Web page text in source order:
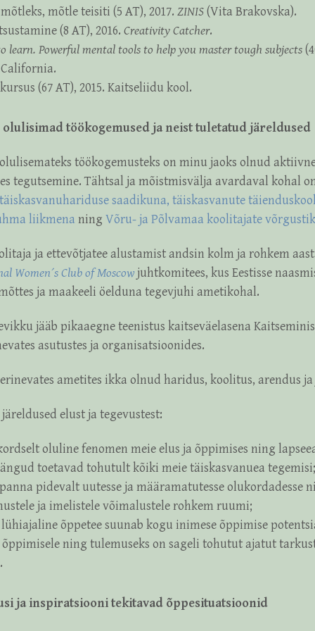
mõtle teisiti (5 AT), 2017. ZINIS(Vita Brakovska).
(8 AT), 2016. Creativity Catcher.
learn. Powerful mental tools to help you master tough subjects
(67 AT), 2015. Kaitseliidu kool.
olulisimad töökogemused ja neist tuletatud järeldused
töökogemusteks on minu jaoks olnud
tegutsemine. Tähtsal ja mõistmisvälja avardaval kohal
saadikuna, täiskasvanute
liikmena ning Võru- ja Põlvamaa koolitajate
ja ettevõtjatee alustamist andsin kolm ja rohkem
Women´s Club of Moscow juhtkomitees, kus Eestisse
ja maakeeli öelduna tegevjuhi ametikohal.
jääb pikaaegne teenistus kaitseväelasena
asutustes ja organisatsioonides.
ametites ikka olnud haridus, koolitus, arendus
elust ja tegevustest:
oluline fenomen meie elus ja õppimises ning
toetavad tohutult kõiki meie täiskasvanuea tegemisi;
pidevalt uutesse ja määramatutesse olukordadesse
ja imelistele võimalustele rohkem ruumi;
õppetee suunab kogu inimese õppimise
ning tulemuseks on sageli tohutut ajatut
ja inspiratsiooni tekitavad õppesituatsioonid